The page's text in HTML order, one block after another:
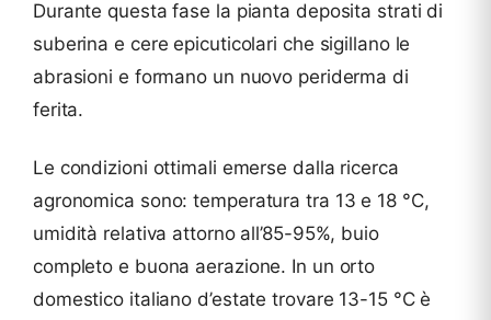
Durante questa fase la pianta deposita strati di
suberina e cere epicuticolari che sigillano le
abrasioni e formano un nuovo periderma di
ferita.
Le condizioni ottimali emerse dalla ricerca
agronomica sono: temperatura tra 13 e 18 °C,
umidità relativa attorno all’85-95%, buio
completo e buona aerazione. In un orto
domestico italiano d’estate trovare 13-15 °C è